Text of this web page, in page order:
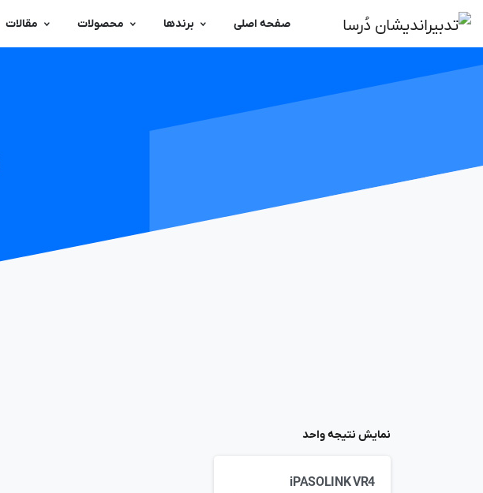
صفحه اصلی برندها محصولات مقالات
نمایش نتیجه واحد
iPASOLINK VR4